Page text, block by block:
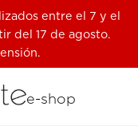
entre el 7 y el
del 17 de agosto.
e-shop